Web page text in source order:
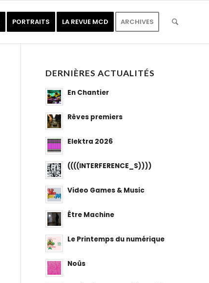
PORTRAITS LA REVUE MCD ARCHIVES
DERNIÈRES ACTUALITÉS
En Chantier
Rêves premiers
Elektra 2026
((((INTERFERENCE_S))))
Video Games & Music
Être Machine
Le Printemps du numérique
Noûs